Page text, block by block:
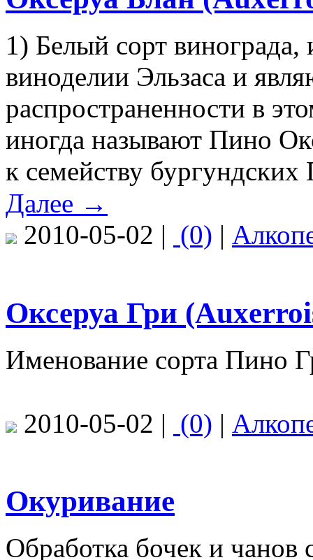
1) Белый сорт
виноделии Эльзаса и
распространенности в
иногда называют Пино
к семейству
Далее →
2010-05-02 | (0) |
Оксеруа Гри
Именование сорта Пино
2010-05-02 | (0) |
Окуривание
Обработка бочек и чанов